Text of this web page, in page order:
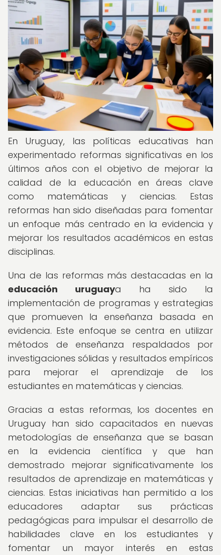
En Uruguay, las políticas educativas han
experimentado reformas significativas en los
últimos años con el objetivo de mejorar la
calidad de la educación en áreas clave
como matemáticas y ciencias. Estas
reformas han sido diseñadas para fomentar
un enfoque más centrado en la evidencia y
mejorar los resultados académicos en estas
disciplinas.
Una de las reformas más destacadas en la
educación uruguaya ha sido la
implementación de programas y estrategias
que promueven la enseñanza basada en
evidencia. Este enfoque se centra en utilizar
métodos de enseñanza respaldados por
investigaciones sólidas y resultados empíricos
para mejorar el aprendizaje de los
estudiantes en matemáticas y ciencias.
Gracias a estas reformas, los docentes en
Uruguay han sido capacitados en nuevas
metodologías de enseñanza que se basan
en la evidencia científica y que han
demostrado mejorar significativamente los
resultados de aprendizaje en matemáticas y
ciencias. Estas iniciativas han permitido a los
educadores adaptar sus prácticas
pedagógicas para impulsar el desarrollo de
habilidades clave en los estudiantes y
fomentar un mayor interés en estas